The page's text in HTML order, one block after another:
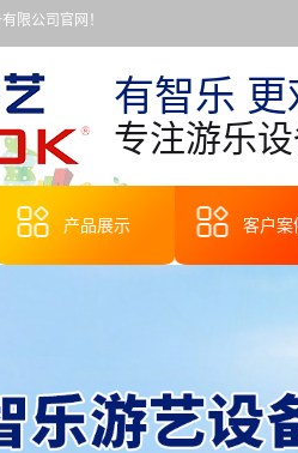
限公司官网！
有智乐 更
专注游乐
产品展示
天津嘉年华彩票机
客户案